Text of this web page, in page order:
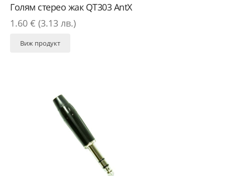
Голям стерео жак QT303 AntX
1.60 € (3.13 лв.)
Виж продукт